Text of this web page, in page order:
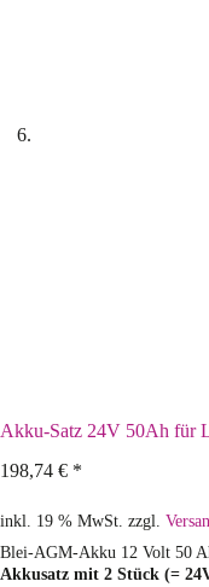
Akku-Satz 24V 50Ah für
198,74 € *
inkl. 19 % MwSt. zzgl.
Blei-AGM-Akku 12 Volt 50
Akkusatz mit 2 Stück (=